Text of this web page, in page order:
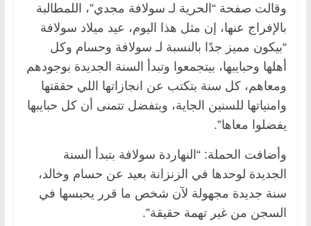
وقالت صفحة “الحرية لـ سولافة مجدي”، اللمطالبة
بالإفراج عنها، إن مثل هذا اليوم، عيد ميلاد سولافة
“بيكون مميز جدًا بالنسبة لـ سولافة وحسام وكل
أهلها وحبايبها، بيتجمعوا وتبدأ السنة الجديدة بوجودهم
ومعاهم، كل سنة بتكتب عن انجازاتها اللي حققتها
وامنياتها للسنين الجاية، وبتفضل تتمنى أن كل حبايبها
يفضلوا معاها”.
وأضافت الحملة: “النهاردة سولافة بتبدأ السنة
الجديدة لوحدها في الزنزانة بعيد عن حسام وخالد،
سنة جديدة مجهولة لآن شخص ما قرر يحبسها في
السجن من غير تهمة حقيقة”.